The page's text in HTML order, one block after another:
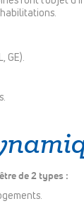
GE).
de 2 types :